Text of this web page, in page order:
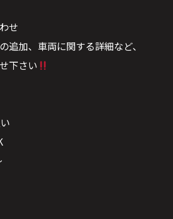
せ
追加、車両に関する詳細など、
下さい